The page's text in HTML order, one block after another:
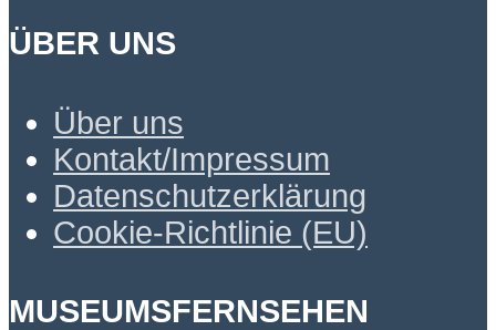
ÜBER UNS
Über uns
Kontakt/Impressum
Datenschutzerklärung
Cookie-Richtlinie (EU)
MUSEUMSFERNSEHEN